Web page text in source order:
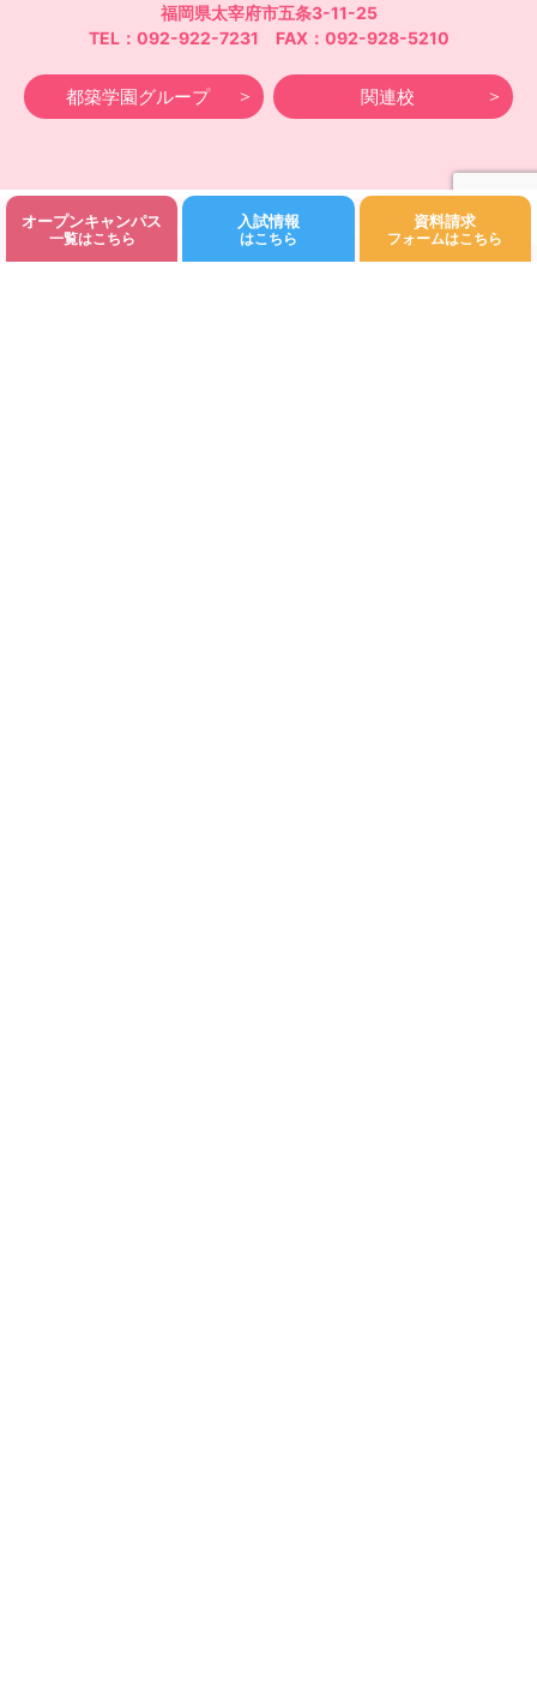
オープンキャンパス
一覧はこちら
入試情報
はこちら
資料請求
フォームはこちら
福岡県太宰府市五条3-11-25
TEL：092-922-7231 FAX：092-928-5210
都築学園グループ 関連校
©Fukuoka Kodomo Junior College 都築学園.All rights reserved.